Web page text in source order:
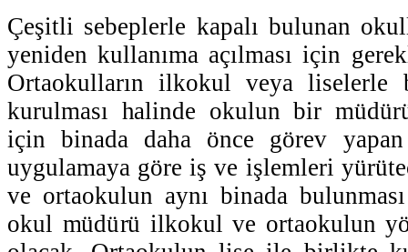
Çeşitli sebeplerle kapalı bulunan
yeniden kullanıma açılması için
Ortaokulların ilkokul veya liselerle
kurulması halinde okulun bir
için binada daha önce görev
uygulamaya göre iş ve işlemleri
ve ortaokulun aynı binada
okul müdürü ilkokul ve ortaokulun